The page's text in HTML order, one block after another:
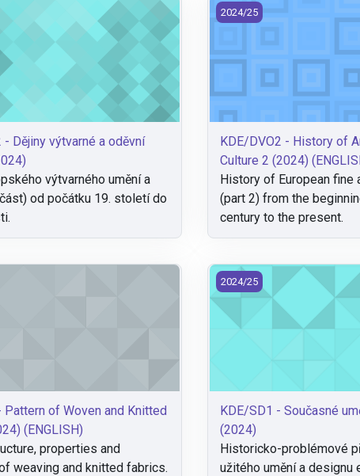
Dějiny výtvarné a oděvní kultury 2 (2024)
- Dějiny výtvarné a oděvní
výtvarného umění a
od počátku 19. století do
KDE/DVO2 - History of
2024/25
KDE/DVO2 - History of
Culture 2 (2024)
History of European fine
(part 2) from the
century to the present.
of Woven and Knitted Fabrics (2024) (ENGLISH)
Pattern of Woven and Knitted
(ENGLISH)
properties and
weaving and knitted fabrics.
KDE/SD1 - Současné
2024/25
KDE/SD1 - Současné
(2024)
Historicko-problémové
užitého umění a designu